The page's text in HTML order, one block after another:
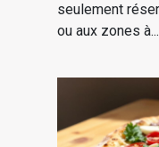
seulement
ou aux zones à...